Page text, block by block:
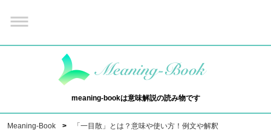
meaning-bookは意味解説の読み物です
Meaning-Book 「一目散」とは？意味や使い方！例文や解釈